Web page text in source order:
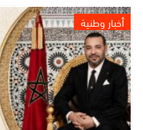
أخبار وطنية